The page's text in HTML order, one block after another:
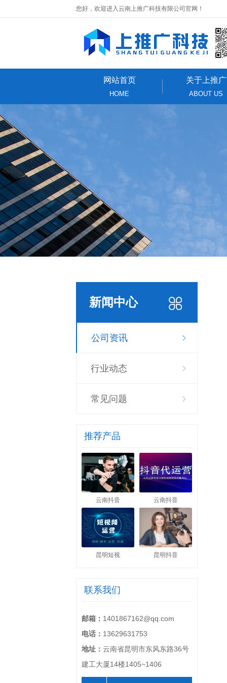
您好，欢迎进入云南上推广科技有限公司官网！
网站首页
HOME
关于上推广
ABOUT US
新闻中心
公司资讯
行业动态
常见问题
推荐产品
云南抖音 云南抖音
昆明短视 昆明抖音
联系我们
邮箱： 1401867162@qq.com
电话： 13629631753
地址： 云南省昆明市东风东路36号
建工大厦14楼1405~1406